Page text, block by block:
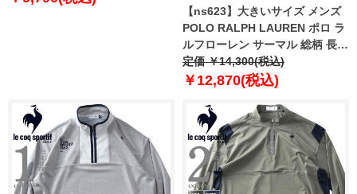
【ns623】大きいサイズ メンズ
POLO RALPH LAUREN ポロ ラ
ルフローレン サーマル 総柄 長袖
Tシャツ USA直輸入 pw25hr-
a0sO
定価 ￥14,300(税込)
￥12,870(税込)